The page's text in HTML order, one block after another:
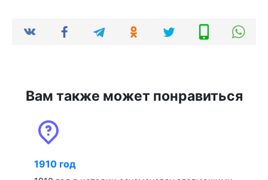
Вам также может понравиться
1910 год